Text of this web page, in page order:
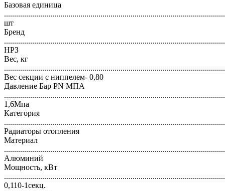
Базовая единица
шт
Бренд
НРЗ
Вес, кг
Вес секции с ниппелем- 0,80
Давление Бар PN МПА
1,6Мпа
Категория
Радиаторы отопления
Материал
Алюминий
Мощность, кВт
0,110-1секц.